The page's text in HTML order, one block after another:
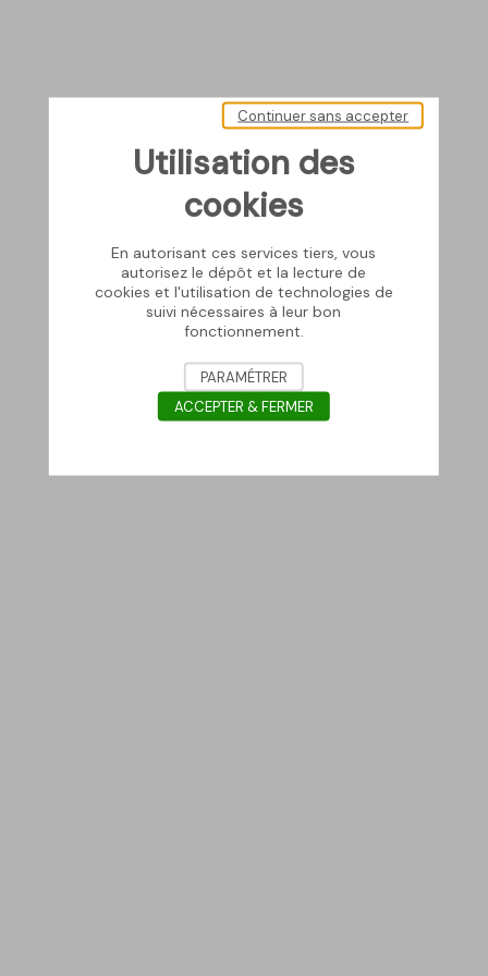
Utilisation des
cookies
En autorisant ces services tiers, vous
autorisez le dépôt et la lecture de
cookies et l'utilisation de technologies de
suivi nécessaires à leur bon
fonctionnement.
Continuer sans accepter
PARAMÉTRER
ACCEPTER & FERMER